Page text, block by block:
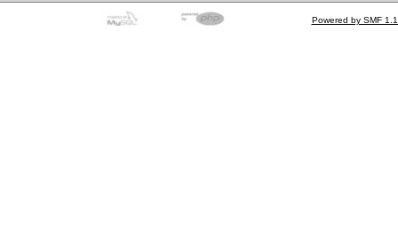
Powered by SMF